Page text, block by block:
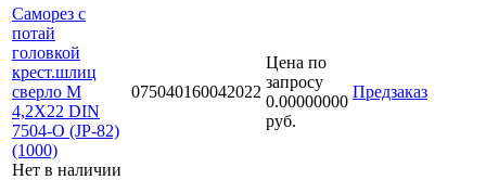
Саморез с
потай
головкой
крест.шлиц
сверло М
4,2Х22 DIN
7504-O (JP-82)
(1000)
Нет в наличии
075040160042022
Цена по
запросу
0.00000000
руб.
Предзаказ